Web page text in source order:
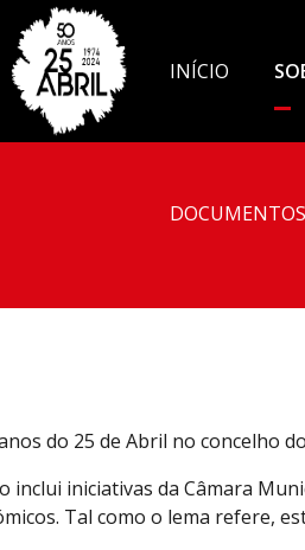
INÍCIO
DOCUMENTOS
do 25 de Abril no concelho
inclui iniciativas da Câmara
Tal como o lema refere,